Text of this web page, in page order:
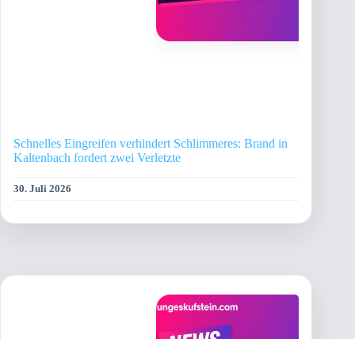
Schnelles Eingreifen verhindert Schlimmeres: Brand in
Kaltenbach fordert zwei Verletzte
30. Juli 2026